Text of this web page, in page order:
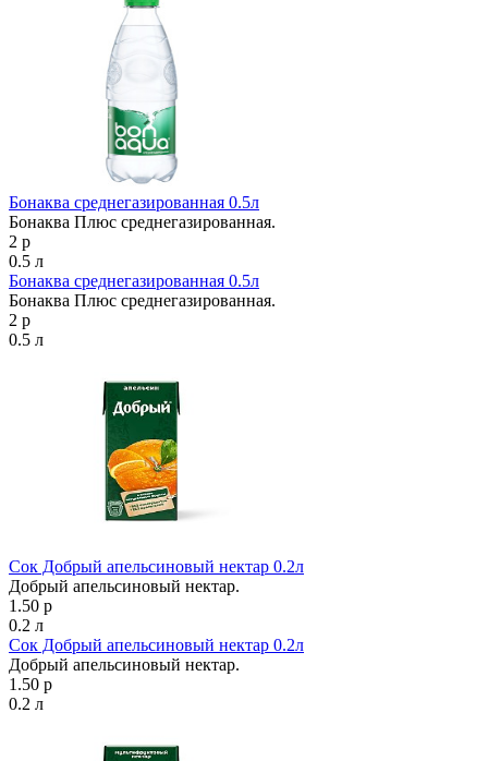
Бонаква среднегазированная 0.5л
Бонаква Плюс среднегазированная.
2 р
0.5 л
Бонаква среднегазированная 0.5л
Бонаква Плюс среднегазированная.
2 р
0.5 л
Сок Добрый апельсиновый нектар 0.2л
Добрый апельсиновый нектар.
1.50 р
0.2 л
Сок Добрый апельсиновый нектар 0.2л
Добрый апельсиновый нектар.
1.50 р
0.2 л